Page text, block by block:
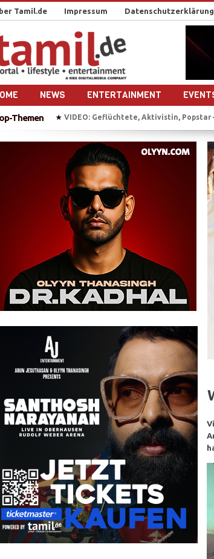
Tamil.de Impressum Datenschutzerklärung
NEWS ENTERTAINMENT
Themen ★ BAW erhebt Anklage gegen Tamilen ★
„Chellam“ – Vithya & Majoe drehen
★ Auf Bootstour mit einem ehemaligen
Plädoyer für die Freilassung der
VIDEO: Geflüchtete, Aktivistin, Popstar –